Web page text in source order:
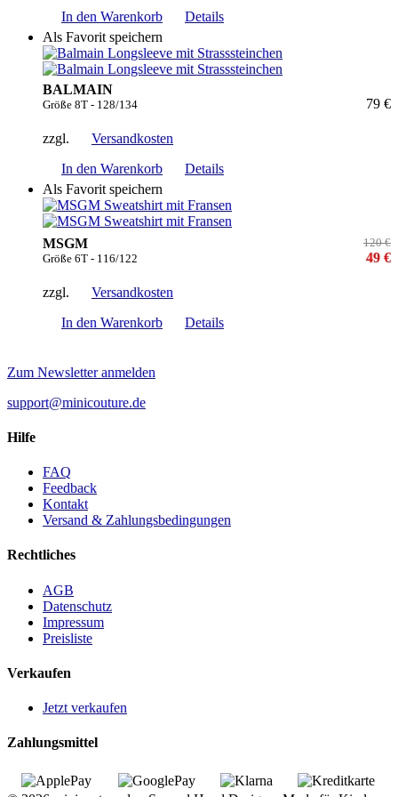
In den Warenkorb
Details
Als Favorit speichern
BALMAIN
Größe 8T - 128/134 79 €
zzgl.
Versandkosten
In den Warenkorb
Details
Als Favorit speichern
MSGM
Größe 6T - 116/122
120 €
49 €
zzgl.
Versandkosten
In den Warenkorb
Details
Zum Newsletter anmelden
support@minicouture.de
Hilfe
FAQ
Feedback
Kontakt
Versand & Zahlungsbedingungen
Rechtliches
AGB
Datenschutz
Impressum
Preisliste
Verkaufen
Jetzt verkaufen
Zahlungsmittel